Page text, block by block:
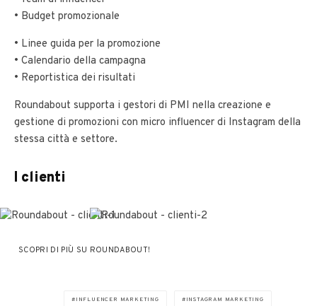
• Budget promozionale
• Linee guida per la promozione
• Calendario della campagna
• Reportistica dei risultati
Roundabout supporta i gestori di PMI nella creazione e
gestione di promozioni con micro influencer di Instagram della
stessa città e settore.
I clienti
SCOPRI DI PIÙ SU ROUNDABOUT!
INFLUENCER MARKETING INSTAGRAM MARKETING